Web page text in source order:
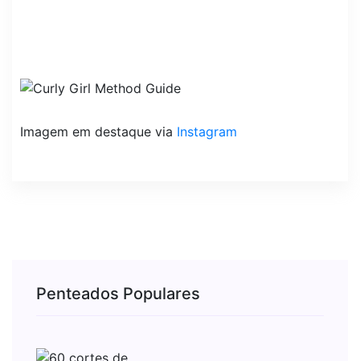
Imagem em destaque via Instagram
Penteados Populares